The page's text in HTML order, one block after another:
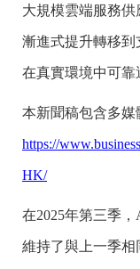
大規模雲端服務
漸進式提升轉移
在真實環境中可靠
本新聞稿包含多媒
https://
HK/
在2025年第三季，
維持了與上一季